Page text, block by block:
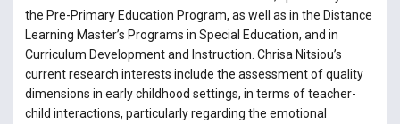
the Pre-Primary Education Program, as well as in the Distance
Learning Master’s Programs in Special Education, and in
Curriculum Development and Instruction. Chrisa Nitsiou’s
current research interests include the assessment of quality
dimensions in early childhood settings, in terms of teacher-
child interactions, particularly regarding the emotional